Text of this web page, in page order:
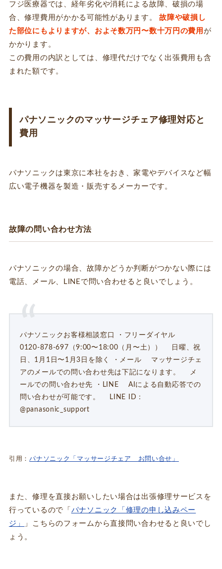
フジ医療器では、経年劣化や消耗による故障、破損の場
合、修理費用がかかる可能性があります。故障や破損し
た部位にもよりますが、およそ数万円〜数十万円の費用 が
かかります。
この費用の内訳としては、修理代だけでなく出張費用も含
まれた額です。
パナソニックのマッサージチェア修理対応と
費用
パナソニックは東京に本社をおき、家電やデバイスなど幅
広い電子機器を製造・販売するメーカーです。
故障の問い合わせ方法
パナソニックの場合、故障かどうか判断がつかない際には
電話、メール、LINEで問い合わせると良いでしょう。
パナソニックお客様相談窓口 ・フリーダイヤル
0120-878-697（9:00〜18:00（月〜土）） 日曜、祝
日、1月1日〜1月3日を除く ・メール マッサージチェ
アのメールでの問い合わせ先は下記になります。 メ
ールでの問い合わせ先 ・LINE AIによる自動応答での
問い合わせが可能です。 LINE ID：
@panasonic_support
引用：パナソニック「マッサージチェア お問い合せ」
また、修理を直接お願いしたい場合は出張修理サービスを
行っているので「 パナソニック「修理の申し込みペー
ジ」
」こちらのフォームから直接問い合わせると良いでし
ょう。